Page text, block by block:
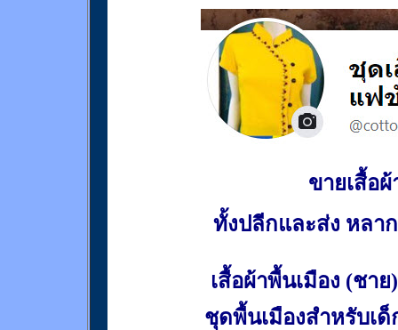
ขายเสื้อผ้
ทั้งปลีกและส่ง หลา
เสื้อผ้าพื้นเมือง (ชาย)
ชุดพื้นเมืองสำหรับเด็